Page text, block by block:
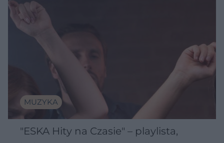
MUZYKA
"ESKA Hity na Czasie" – playlista,